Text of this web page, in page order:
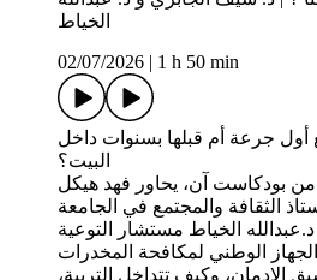
الخياط
02/07/2026 | 1 h 50 min
أول جرعة أم قبلها بسنوات داخل
البيت؟
بودكاست آن، يحاور فهد هيكل
الثقافة والمجتمع في الجامعة
الخياط مستشار التوعية
الإدمان، وكيف تتداخل التربية،